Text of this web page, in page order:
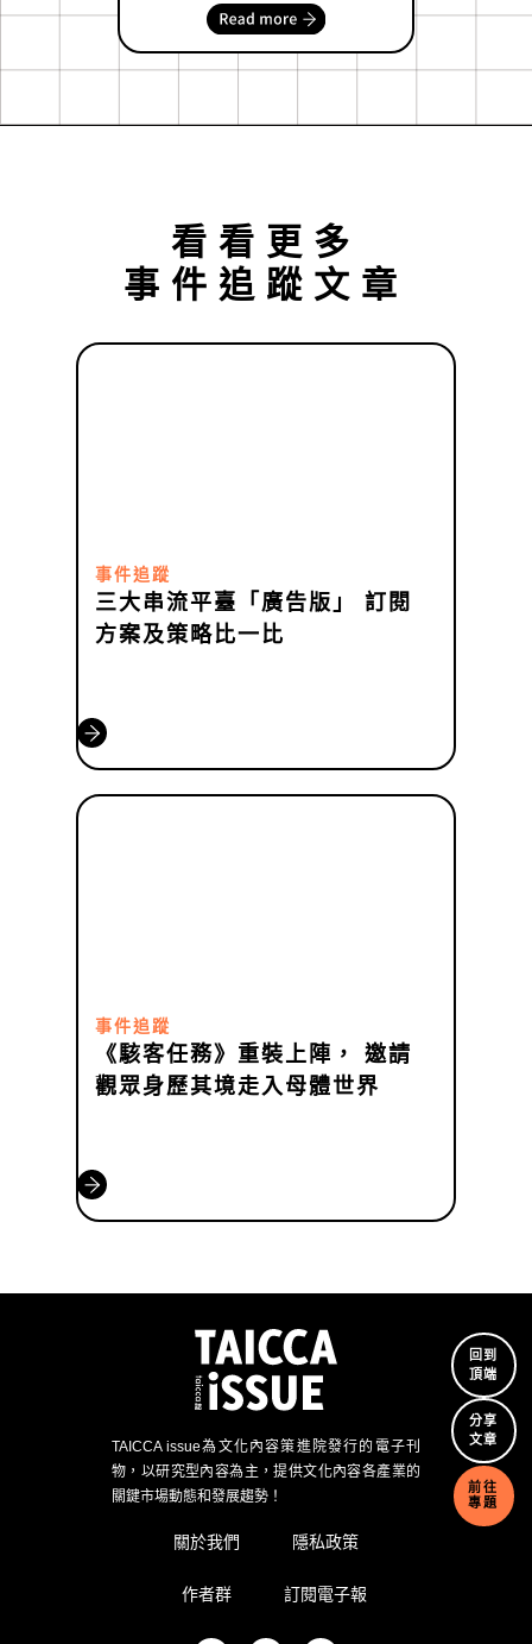
回到
頂端
分享
文章
前往
專題
看看更多
事件追蹤 文章
事件追蹤
三大串流平臺「廣告版」 訂閱
方案及策略比一比
事件追蹤
《駭客任務》重裝上陣， 邀請
觀眾身歷其境走入母體世界
TAICCA issue為文化內容策進院發行的電子刊
物，以研究型內容為主，提供文化內容各產業的
關鍵市場動態和發展趨勢！
關於我們 隱私政策
作者群 訂閱電子報